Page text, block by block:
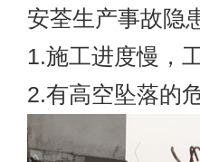
安荃生产事故隐
1.施工进度慢，
2.有高空坠落的